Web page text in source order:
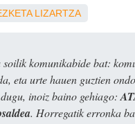
LIZARTZA
soilik komunikabide bat:
eta urte hauen guztien
inoiz baino gehiago:
. Horregatik erronka